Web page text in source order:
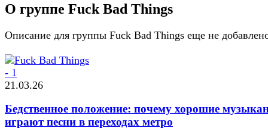
О группе Fuck Bad Things
Описание для группы Fuck Bad Things еще не
21.03.26
Бедственное положение: почему хорошие
играют песни в переходах метро